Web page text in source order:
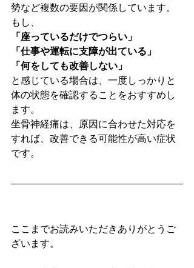
勢など複数の要因が関係しています。
もし、
「座っているだけでつらい」
「仕事や運転に支障が出ている」
「何をしても改善しない」
と感じている場合は、一度しっかりと
体の状態を確認することをおすすめし
ます。
坐骨神経痛は、原因に合わせた対応を
すれば、改善できる可能性が高い症状
です。
ここまでお読みいただきありがとうご
ざいます。